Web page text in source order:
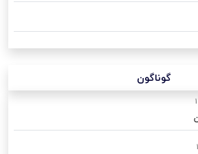
گوناگون